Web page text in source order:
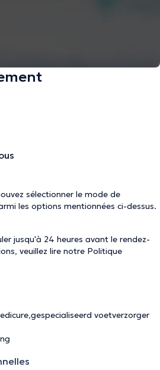
sélectionner le mode de
les options mentionnées ci-dessus.
jusqu'à 24 heures avant le rendez-
veuillez lire notre Politique
voetverzorger